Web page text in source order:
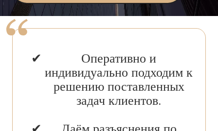
Оперативно и
индивидуально подходим к
решению поставленных
задач клиентов.